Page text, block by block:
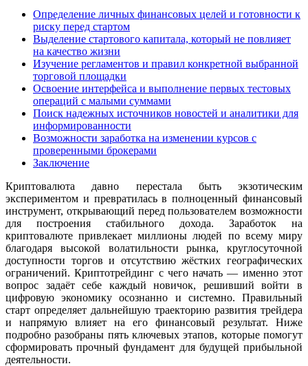
Определение личных финансовых целей и готовности к
риску перед стартом
Выделение стартового капитала, который не повлияет
на качество жизни
Изучение регламентов и правил конкретной выбранной
торговой площадки
Освоение интерфейса и выполнение первых тестовых
операций с малыми суммами
Поиск надежных источников новостей и аналитики для
информированности
Возможности заработка на изменении курсов с
проверенными брокерами
Заключение
Криптовалюта давно перестала быть экзотическим
экспериментом и превратилась в полноценный финансовый
инструмент, открывающий перед пользователем возможности
для построения стабильного дохода. Заработок на
криптовалюте привлекает миллионы людей по всему миру
благодаря высокой волатильности рынка, круглосуточной
доступности торгов и отсутствию жёстких географических
ограничений. Криптотрейдинг с чего начать — именно этот
вопрос задаёт себе каждый новичок, решивший войти в
цифровую экономику осознанно и системно. Правильный
старт определяет дальнейшую траекторию развития трейдера
и напрямую влияет на его финансовый результат. Ниже
подробно разобраны пять ключевых этапов, которые помогут
сформировать прочный фундамент для будущей прибыльной
деятельности.